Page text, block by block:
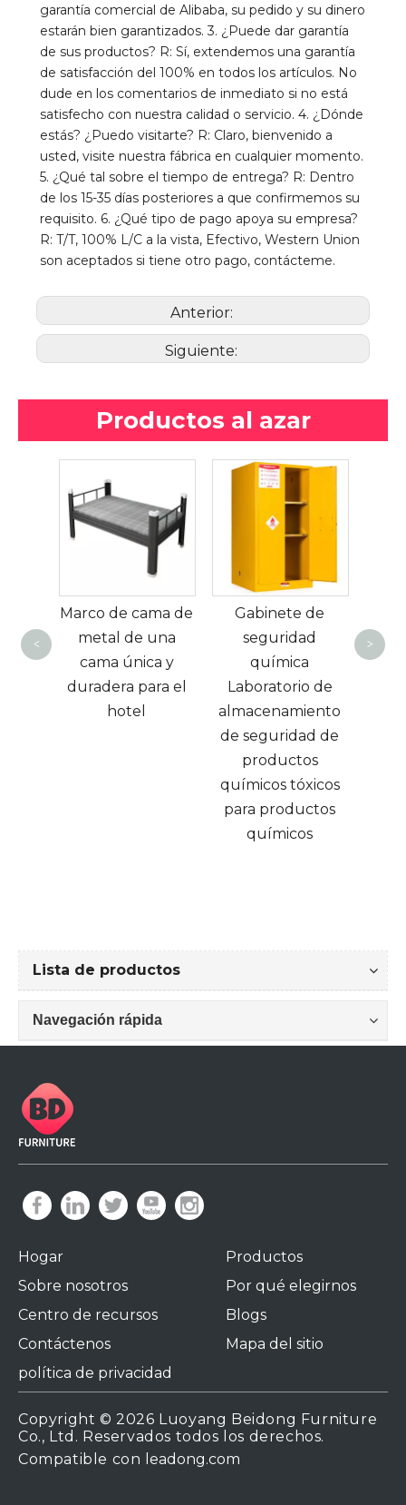
garantía comercial de Alibaba, su pedido y su dinero
estarán bien garantizados. 3. ¿Puede dar garantía
de sus productos? R: Sí, extendemos una garantía
de satisfacción del 100% en todos los artículos. No
dude en los comentarios de inmediato si no está
satisfecho con nuestra calidad o servicio. 4. ¿Dónde
estás? ¿Puedo visitarte? R: Claro, bienvenido a
usted, visite nuestra fábrica en cualquier momento.
5. ¿Qué tal sobre el tiempo de entrega? R: Dentro
de los 15-35 días posteriores a que confirmemos su
requisito. 6. ¿Qué tipo de pago apoya su empresa?
R: T/T, 100% L/C a la vista, Efectivo, Western Union
son aceptados si tiene otro pago, contácteme.
Anterior:
Siguiente:
Productos al azar
Gabinete de
seguridad
química
Laboratorio de
almacenamiento
Moderna Metal
Metal Home Glass
Bookcase Sala de
estar Balcón
Gabinete de
almacenamiento
con pies de pie
< >
Lista de productos
Navegación rápida
Hogar
Productos
Sobre nosotros
Por qué elegirnos
Centro de recursos
Blogs
Contáctenos
Mapa del sitio
política de privacidad
Copyright © 2026 Luoyang Beidong Furniture
Co., Ltd. Reservados todos los derechos.
Compatible con leadong.com